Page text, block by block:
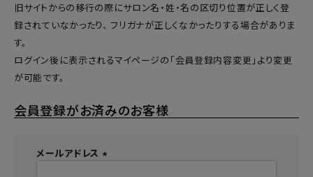
旧サイトからの移行の際にサロン名・姓・名の区切り位置が正しく登
録されていなかったり、 フリガナが正しくなかったりする場合がありま
す。
ログイン後に表示されるマイページの「会員登録内容変更」より変更
が可能です。
会員登録がお済みのお客様
メールアドレス